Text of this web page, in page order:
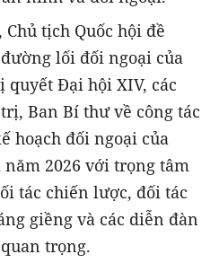
tịch Quốc hội đề
lối đối ngoại của
quyết Đại hội XIV, các
Ban Bí thư về công tác
hoạch đối ngoại của
năm 2026 với trọng tâm
tác chiến lược, đối tác
giềng và các diễn đàn
trọng.